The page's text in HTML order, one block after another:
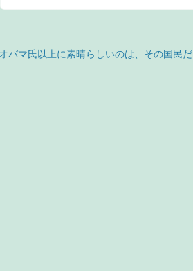
ナビゲーション
オバマ氏以上に素晴らしいのは、その国民だ